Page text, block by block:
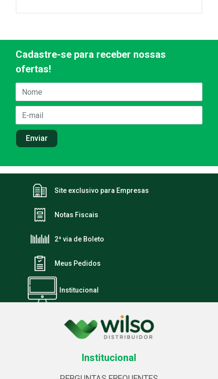
Cadastre-se para receber nossas
ofertas!
Site exclusivo para Empresas
Notas Fiscais
2ª via de Boleto
Meus Pedidos
Institucional
Institucional